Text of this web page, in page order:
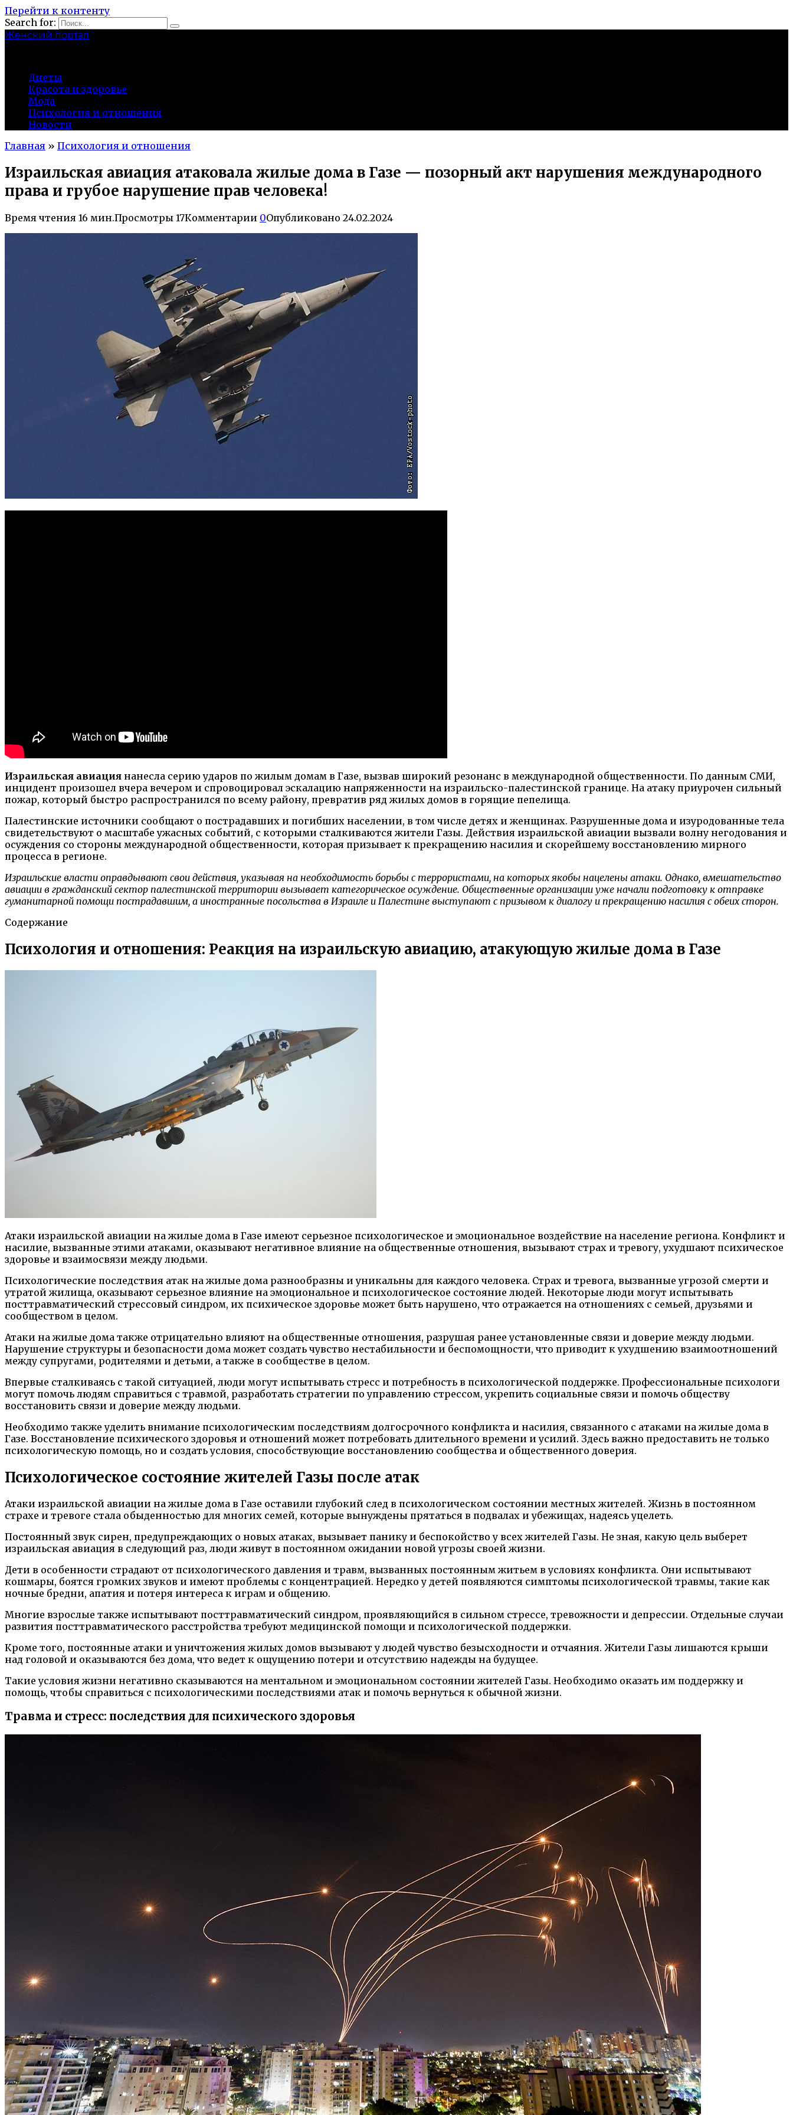
Перейти к контенту
Search for:
Женский портал
Диеты
Красота и здоровье
Мода
Психология и отношения
Новости
Главная » Психология и отношения
Израильская авиация атаковала жилые дома в Газе — позорный акт нарушения международного
права и грубое нарушение прав человека!
Время чтения 16 мин.Просмотры 17Комментарии 0Опубликовано 24.02.2024
Израильская авиация нанесла серию ударов по жилым домам в Газе, вызвав широкий резонанс в международной общественности. По данным СМИ,
инцидент произошел вчера вечером и спровоцировал эскалацию напряженности на израильско-палестинской границе. На атаку приурочен сильный
пожар, который быстро распространился по всему району, превратив ряд жилых домов в горящие пепелища.
Палестинские источники сообщают о пострадавших и погибших населении, в том числе детях и женщинах. Разрушенные дома и изуродованные тела
свидетельствуют о масштабе ужасных событий, с которыми сталкиваются жители Газы. Действия израильской авиации вызвали волну негодования и
осуждения со стороны международной общественности, которая призывает к прекращению насилия и скорейшему восстановлению мирного
процесса в регионе.
Израильские власти оправдывают свои действия, указывая на необходимость борьбы с террористами, на которых якобы нацелены атаки. Однако, вмешательство
авиации в гражданский сектор палестинской территории вызывает категорическое осуждение. Общественные организации уже начали подготовку к отправке
гуманитарной помощи пострадавшим, а иностранные посольства в Израиле и Палестине выступают с призывом к диалогу и прекращению насилия с обеих сторон.
Содержание
Психология и отношения: Реакция на израильскую авиацию, атакующую жилые дома в Газе
Атаки израильской авиации на жилые дома в Газе имеют серьезное психологическое и эмоциональное воздействие на население региона. Конфликт и
насилие, вызванные этими атаками, оказывают негативное влияние на общественные отношения, вызывают страх и тревогу, ухудшают психическое
здоровье и взаимосвязи между людьми.
Психологические последствия атак на жилые дома разнообразны и уникальны для каждого человека. Страх и тревога, вызванные угрозой смерти и
утратой жилища, оказывают серьезное влияние на эмоциональное и психологическое состояние людей. Некоторые люди могут испытывать
посттравматический стрессовый синдром, их психическое здоровье может быть нарушено, что отражается на отношениях с семьей, друзьями и
сообществом в целом.
Атаки на жилые дома также отрицательно влияют на общественные отношения, разрушая ранее установленные связи и доверие между людьми.
Нарушение структуры и безопасности дома может создать чувство нестабильности и беспомощности, что приводит к ухудшению взаимоотношений
между супругами, родителями и детьми, а также в сообществе в целом.
Впервые сталкиваясь с такой ситуацией, люди могут испытывать стресс и потребность в психологической поддержке. Профессиональные психологи
могут помочь людям справиться с травмой, разработать стратегии по управлению стрессом, укрепить социальные связи и помочь обществу
восстановить связи и доверие между людьми.
Необходимо также уделить внимание психологическим последствиям долгосрочного конфликта и насилия, связанного с атаками на жилые дома в
Газе. Восстановление психического здоровья и отношений может потребовать длительного времени и усилий. Здесь важно предоставить не только
психологическую помощь, но и создать условия, способствующие восстановлению сообщества и общественного доверия.
Психологическое состояние жителей Газы после атак
Атаки израильской авиации на жилые дома в Газе оставили глубокий след в психологическом состоянии местных жителей. Жизнь в постоянном
страхе и тревоге стала обыденностью для многих семей, которые вынуждены прятаться в подвалах и убежищах, надеясь уцелеть.
Постоянный звук сирен, предупреждающих о новых атаках, вызывает панику и беспокойство у всех жителей Газы. Не зная, какую цель выберет
израильская авиация в следующий раз, люди живут в постоянном ожидании новой угрозы своей жизни.
Дети в особенности страдают от психологического давления и травм, вызванных постоянным житьем в условиях конфликта. Они испытывают
кошмары, боятся громких звуков и имеют проблемы с концентрацией. Нередко у детей появляются симптомы психологической травмы, такие как
ночные бредни, апатия и потеря интереса к играм и общению.
Многие взрослые также испытывают посттравматический синдром, проявляющийся в сильном стрессе, тревожности и депрессии. Отдельные случаи
развития посттравматического расстройства требуют медицинской помощи и психологической поддержки.
Кроме того, постоянные атаки и уничтожения жилых домов вызывают у людей чувство безысходности и отчаяния. Жители Газы лишаются крыши
над головой и оказываются без дома, что ведет к ощущению потери и отсутствию надежды на будущее.
Такие условия жизни негативно сказываются на ментальном и эмоциональном состоянии жителей Газы. Необходимо оказать им поддержку и
помощь, чтобы справиться с психологическими последствиями атак и помочь вернуться к обычной жизни.
Травма и стресс: последствия для психического здоровья